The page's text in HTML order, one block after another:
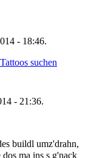
- 18:46.
- 21:36.
buildl umz'drahn,
ma ins s g'nack